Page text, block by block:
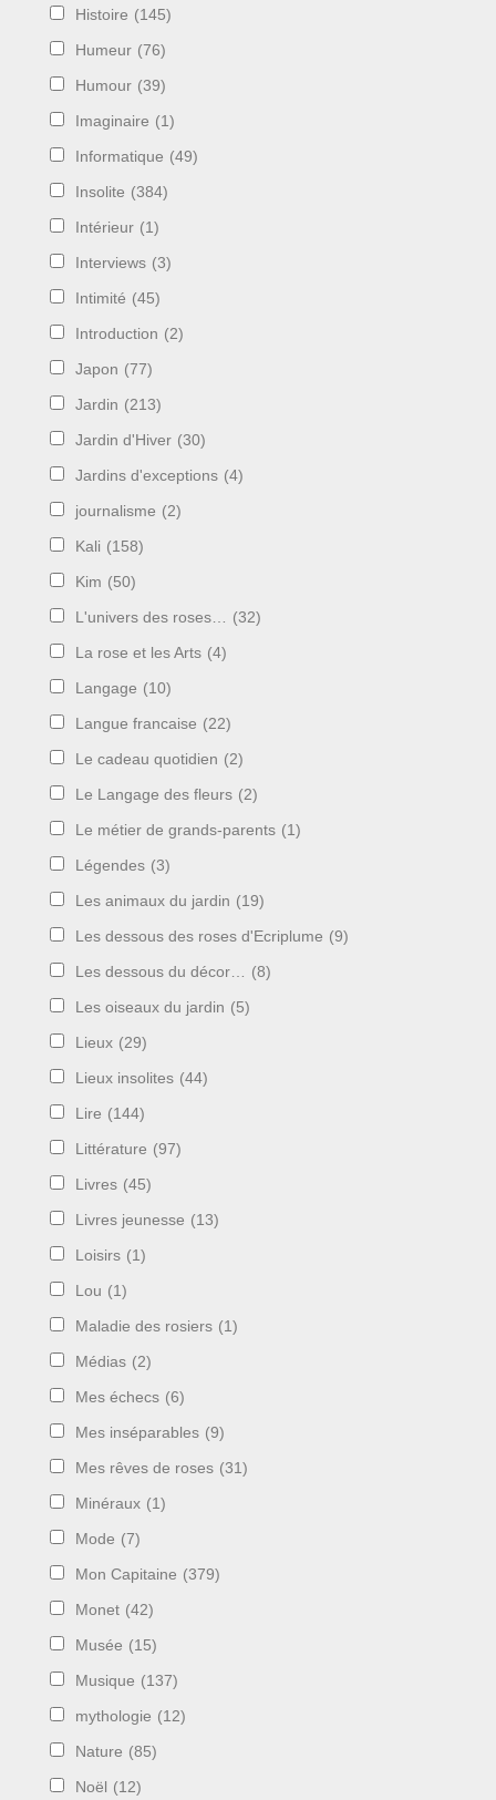
Histoire (145)
Humeur (76)
Humour (39)
Imaginaire (1)
Informatique (49)
Insolite (384)
Intérieur (1)
Interviews (3)
Intimité (45)
Introduction (2)
Japon (77)
Jardin (213)
Jardin d'Hiver (30)
Jardins d'exceptions (4)
journalisme (2)
Kali (158)
Kim (50)
L'univers des roses… (32)
La rose et les Arts (4)
Langage (10)
Langue francaise (22)
Le cadeau quotidien (2)
Le Langage des fleurs (2)
Le métier de grands-parents (1)
Légendes (3)
Les animaux du jardin (19)
Les dessous des roses d'Ecriplume (9)
Les dessous du décor… (8)
Les oiseaux du jardin (5)
Lieux (29)
Lieux insolites (44)
Lire (144)
Littérature (97)
Livres (45)
Livres jeunesse (13)
Loisirs (1)
Lou (1)
Maladie des rosiers (1)
Médias (2)
Mes échecs (6)
Mes inséparables (9)
Mes rêves de roses (31)
Minéraux (1)
Mode (7)
Mon Capitaine (379)
Monet (42)
Musée (15)
Musique (137)
mythologie (12)
Nature (85)
Noël (12)